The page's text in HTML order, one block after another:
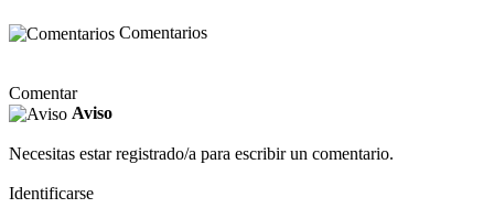
Comentarios
Comentar
Aviso
Necesitas estar registrado/a para escribir un comentario.
Identificarse